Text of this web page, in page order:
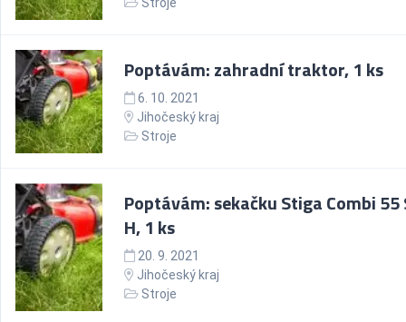
Poptávám: zahradní traktor, 1 ks
6. 10. 2021
Jihočeský kraj
Stroje
Poptávám: sekačku Stiga Combi 55
H, 1 ks
20. 9. 2021
Jihočeský kraj
Stroje